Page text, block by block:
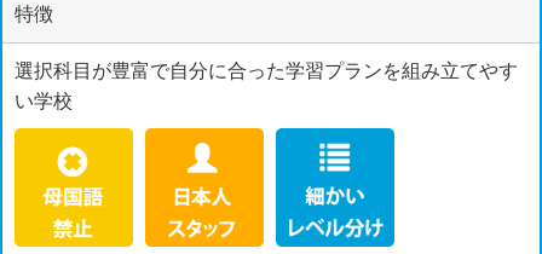
特徴
選択科目が豊富で自分に合った学習プランを組み立てやす
い学校